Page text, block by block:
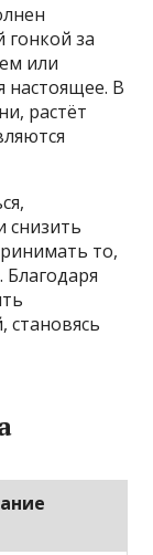
гонкой за
или
настоящее. В
растёт
снизить
то,
Благодаря